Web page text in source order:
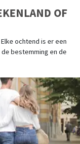
OF
ochtend is er een
bestemming en de